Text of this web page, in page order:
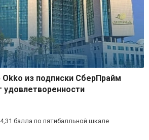
Okko из подписки СберПрайм
удовлетворенности
балла по пятибалльной шкале